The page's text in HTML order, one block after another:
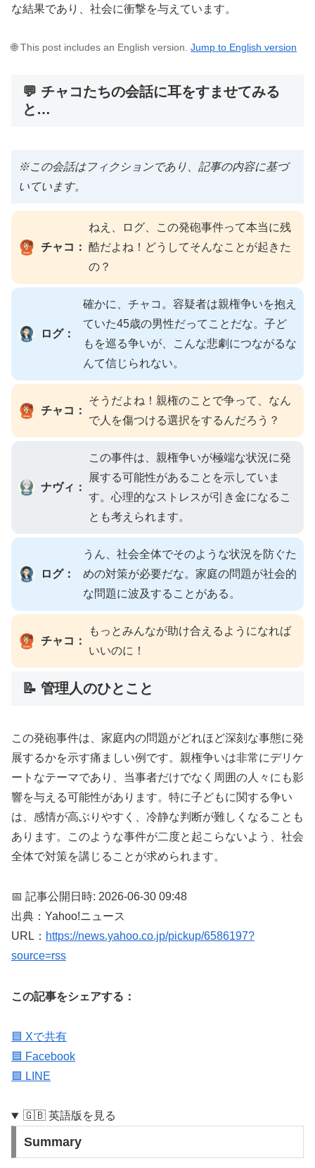
な結果であり、社会に衝撃を与えています。
🌐 This post includes an English version. Jump to English version
💬 チャコたちの会話に耳をすませてみる
と…
※この会話はフィクションであり、記事の内容に基づ
いています。
チャコ：
ねえ、ログ、この発砲事件って本当に残
酷だよね！どうしてそんなことが起きた
の？
ログ：
確かに、チャコ。容疑者は親権争いを抱え
ていた45歳の男性だってことだな。子ど
もを巡る争いが、こんな悲劇につながるな
んて信じられない。
チャコ：
そうだよね！親権のことで争って、なん
で人を傷つける選択をするんだろう？
ナヴィ：
この事件は、親権争いが極端な状況に発
展する可能性があることを示していま
す。心理的なストレスが引き金になるこ
とも考えられます。
ログ：
うん、社会全体でそのような状況を防ぐた
めの対策が必要だな。家庭の問題が社会的
な問題に波及することがある。
チャコ：
もっとみんなが助け合えるようになれば
いいのに！
📝 管理人のひとこと
この発砲事件は、家庭内の問題がどれほど深刻な事態に発
展するかを示す痛ましい例です。親権争いは非常にデリケ
ートなテーマであり、当事者だけでなく周囲の人々にも影
響を与える可能性があります。特に子どもに関する争い
は、感情が高ぶりやすく、冷静な判断が難しくなることも
あります。このような事件が二度と起こらないよう、社会
全体で対策を講じることが求められます。
📅 記事公開日時: 2026-06-30 09:48
出典：Yahoo!ニュース
URL： https://news.yahoo.co.jp/pickup/6586197?
source=rss
この記事をシェアする：
🟦 Xで共有
🟦 Facebook
🟩 LINE
🇬🇧 英語版を見る
Summary